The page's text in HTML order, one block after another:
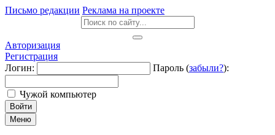
Письмо редакции Реклама на проекте
Авторизация
Регистрация
Логин:
Пароль (забыли?):
Чужой компьютер
Войти
Меню